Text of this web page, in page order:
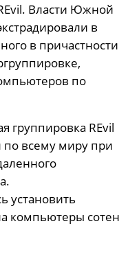
Власти Южной
в
в причастности
по
группировка REvil
по всему миру при
установить
компьютеры сотен